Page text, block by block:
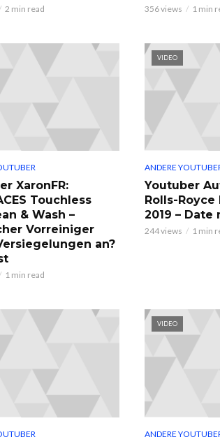
2 min read 356 views 1 min
XaronFR:
Touchless
& Wash –
Vorreiniger
an?
1 min read
VIDEO
ANDERE
Youtuber
Rolls-Royce
2019 – Date
244 views 1 min
VIDEO
ANDERE